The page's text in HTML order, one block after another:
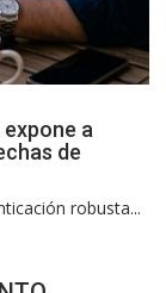
a
de
robusta...